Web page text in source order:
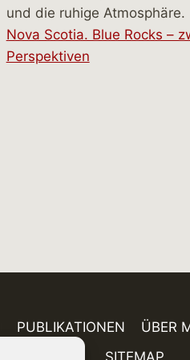
Nova Scotia. Blue Rocks –
Perspektiven
PUBLIKATIONEN ÜBER
SITEMAP